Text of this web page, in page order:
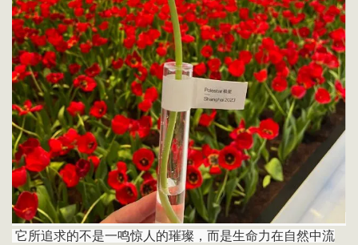
它所追求的不是一鸣惊人的璀璨，而是生命力在自然中流